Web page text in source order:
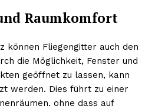
Raumkomfort
können Fliegengitter auch den
die Möglichkeit, Fenster und
geöffnet zu lassen, kann
werden. Dies führt zu einer
ohne dass auf